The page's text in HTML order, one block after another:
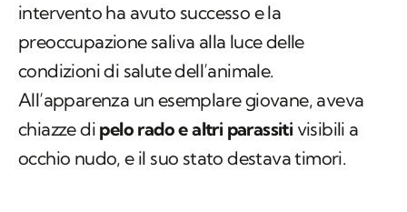
intervento ha avuto successo e la
preoccupazione saliva alla luce delle
condizioni di salute dell’animale.
All’apparenza un esemplare giovane, aveva
chiazze di pelo rado e altri parassiti visibili a
occhio nudo, e il suo stato destava timori.